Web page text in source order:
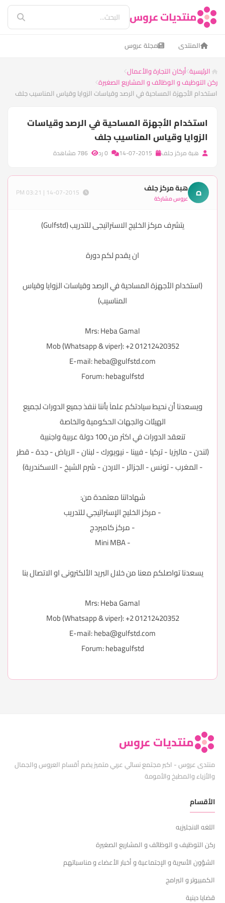
منتديات عروس
المنتدى مجلة عروس
الرئيسية أركان التجارة والأعمال
ركن التوظيف و الوظائف و المشاريع الصغيرة
استخدام الأجهزة المساحية في الرصد وقياسات الزوايا وقياس المناسيب جلف
استخدام الأجهزة المساحية في الرصد وقياسات
الزوايا وقياس المناسيب جلف
هبة مركز جلف
ه هبة مركز جلف
عروس مشاركة
يتشرف مركز الخليج الاستراتيجى للتدريب (Gulfstd)
ان يقدم لكم دورة
(استخدام الأجهزة المساحية في الرصد وقياسات الزوايا وقياس
المناسيب)
Mrs: Heba Gamal
Mob (Whatsapp & viper): +2 01212420352
E-mail:heba@gulfstd.com
Forum:hebagulfstd
ويسعدنا أن نحيط سيادتكم علماَ بأننا ننفذ جميع الدورات لجميع
الهيئات والجهات الحكومية والخاصة
تنعقد الدورات في اكثر من 100 دولة عربية واجنبية
(لندن - ماليزيا - تركيا - فيينا - نيويورك - لبنان - الرياض - جدة - قطر
- المغرب - تونس - الجزائر - الاردن - شرم الشيخ - الاسكندرية)
شهاداتنا معتمدة من:
- مركز الخليج الإستراتيجي للتدريب
- مركز كامبردج
- Mini MBA
يسعدنا تواصلكم معنا من خلال البريد الألكترونى او الاتصال بنا
Mrs: Heba Gamal
Mob (Whatsapp & viper): +2 01212420352
E-mail:heba@gulfstd.com
Forum:hebagulfstd
منتديات عروس
منتدى عروس - اكبر مجتمع نسائي عربي متميز يضم أقسام العروس والجمال
والأزياء والمطبخ والأمومة
الأقسام
اللغه الانجليزيه
ركن التوظيف و الوظائف و المشاريع الصغيرة
الشؤون الأسرية و الإجتماعية و أخبار الأعضاء و مناسباتهم
الكمبيوتر و البرامج
قضايا دينية